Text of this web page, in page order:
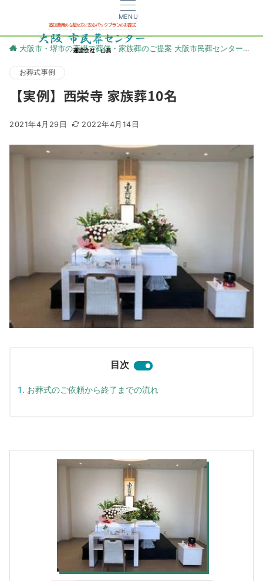
MENU
大阪市・堺市の斎場で葬儀・家族葬のご提案 大阪市民葬センター
お葬式事例
【実例】西栄寺 家族葬10名
2021年4月29日 2022年4月14日
目次
お葬式のご依頼から終了までの流れ